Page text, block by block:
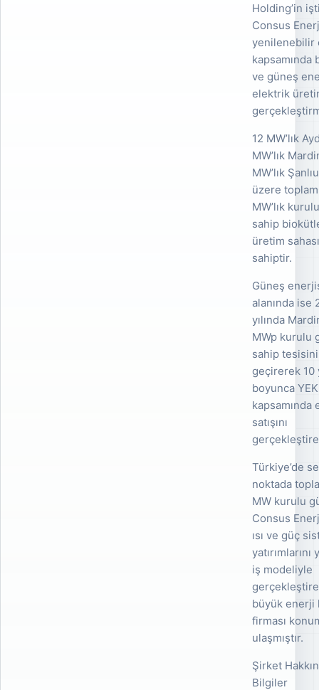
Holding’in
Consus
yenilenebilir
kapsamında
ve güneş
elektrik
12 MW’lık
MW’lık
MW’lık
üzere
MW’lık
sahip
üretim
sahiptir.
Güneş
alanında ise
yılında
MWp kurulu
sahip
geçirerek 10
boyunca
kapsamında
satışını
Türkiye’de
noktada
MW kurulu
Consus
ısı ve güç
iş modeliyle
büyük enerji
firması
ulaşmıştır.
Şirket
Bilgiler